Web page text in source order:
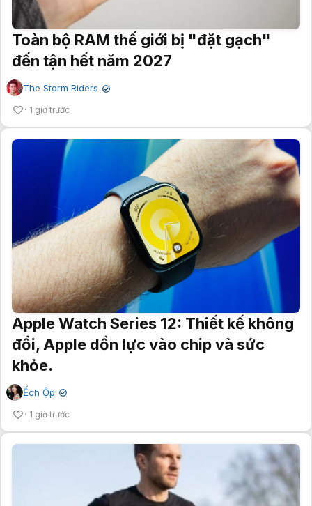
Toàn bộ RAM thế giới bị "đặt gạch"
đến tận hết năm 2027
The Storm Riders ✔
1 giờ trước
Apple Watch Series 12: Thiết kế không
đổi, Apple dồn lực vào chip và sức
khỏe.
Ếch Ộp ✔
1 giờ trước